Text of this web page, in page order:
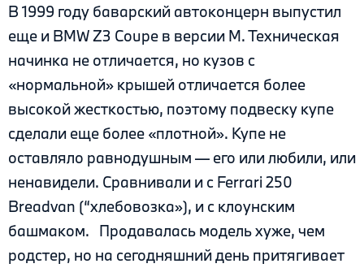
В 1999 году баварский автоконцерн выпустил
еще и BMW Z3 Coupe в версии М. Техническая
начинка не отличается, но кузов с
«нормальной» крышей отличается более
высокой жесткостью, поэтому подвеску купе
сделали еще более «плотной». Купе не
оставляло равнодушным — его или любили, или
ненавидели. Сравнивали и с Ferrari 250
Breadvan (“хлебовозка»), и с клоунским
башмаком. Продавалась модель хуже, чем
родстер, но на сегодняшний день притягивает